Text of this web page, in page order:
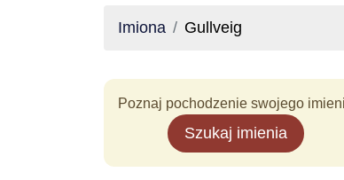
Imiona Gullveig
Poznaj pochodzenie swojego
Szukaj imienia